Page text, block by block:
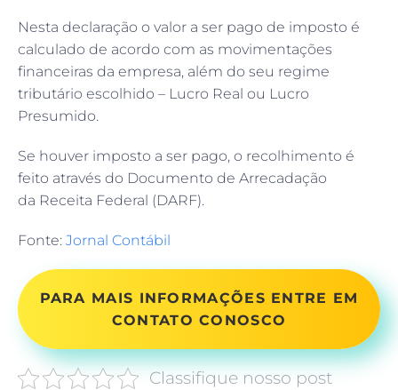
Nesta declaração o valor a ser pago de imposto é
calculado de acordo com as movimentações
financeiras da empresa, além do seu regime
tributário escolhido – Lucro Real ou Lucro
Presumido.
Se houver imposto a ser pago, o recolhimento é
feito através do Documento de Arrecadação
da Receita Federal (DARF).
Fonte: Jornal Contábil
PARA MAIS INFORMAÇÕES ENTRE EM
CONTATO CONOSCO
Classifique nosso post